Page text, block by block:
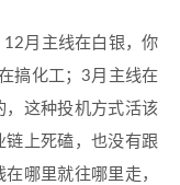
月主线在白银，你
搞化工；3月主线在
，这种投机方式活该
链上死磕，也没有跟
哪里就往哪里走，